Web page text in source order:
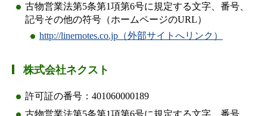
古物営業法第5条第1項第6号に規定する文字、番号、
記号その他の符号（ホームページのURL）
http://linernotes.co.jp（外部サイトへリンク）
株式会社ネクスト
許可証の番号：401060000189